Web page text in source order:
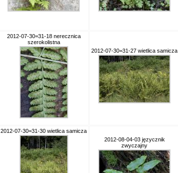
2012-07-30=31-18 nerecznica
szerokolistna
2012-07-30=31-27 wietlica samicza
2012-07-30=31-30 wietlica samicza
2012-08-04-03 języcznik
zwyczajny